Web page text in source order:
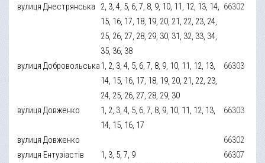
вулиця Днестрянська
2, 3, 4, 5, 6, 7, 8, 9, 10, 11, 12, 13, 14,
15, 16, 17, 18, 19, 20, 21, 22, 23, 24,
25, 26, 27, 28, 29, 30, 31, 32, 33, 34,
35, 36, 38
66302
вулиця Добровольська1, 2, 3, 4, 5, 6, 7, 8, 9, 10, 11, 12, 13,
14, 15, 16, 17, 18, 19, 20, 21, 22, 23,
24, 25, 26, 27, 28, 29, 30
66303
вулиця Довженко
1, 2, 3, 4, 5, 6, 7, 8, 9, 10, 11, 12, 13,
14, 15, 16, 17
66303
вулиця Довженко
66302
вулиця Ентузіастів
1, 3, 5, 7, 9
66307